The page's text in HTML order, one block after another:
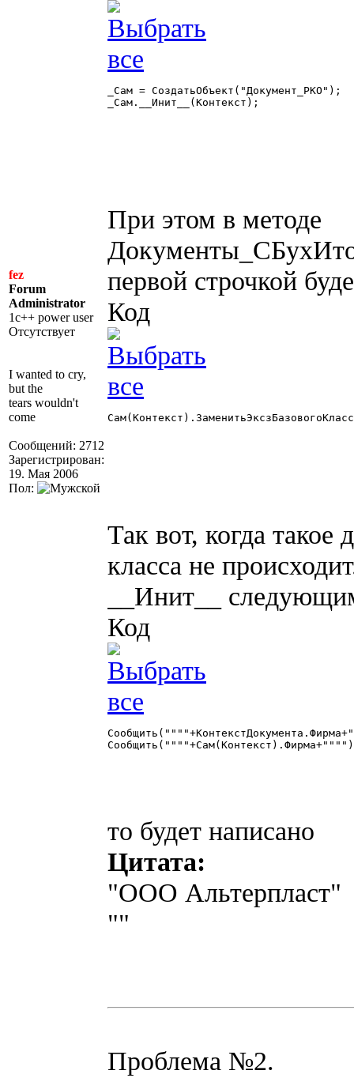
fez
Forum
Administrator
1c++ power user
Отсутствует
I wanted to cry,
but the
tears wouldn't
come
Сообщений: 2712
Зарегистрирован:
19. Мая 2006
Пол:
_Сам = СоздатьОбъект("Документ_РКО");
_Сам.__Инит__(Контекст);
При этом в методе
первой строчкой
Код
Так вот, когда такое
класса не
__Инит__
Код
то будет написано
Цитата:
"ООО Альтерпласт"
""
Проблема №2.